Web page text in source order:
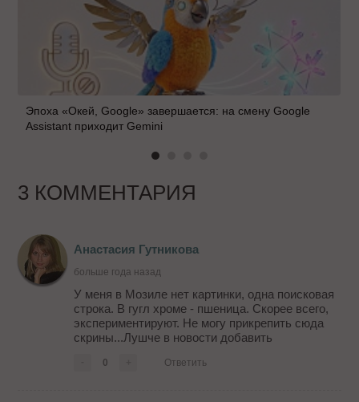
Эпоха «Окей, Google» завершается: на смену Google
Assistant приходит Gemini
3 КОММЕНТАРИЯ
Анастасия Гутникова
больше года назад
У меня в Мозиле нет картинки, одна поисковая
строка. В гугл хроме - пшеница. Скорее всего,
экспериментируют. Не могу прикрепить сюда
скрины...Лушче в новости добавить
0 Ответить